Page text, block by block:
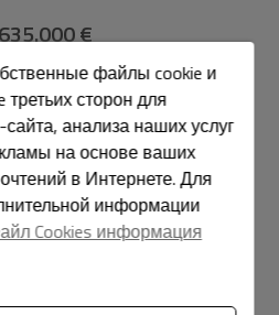
€
m2 5 4
palmar-Los Molinos
файлы cookie и
сторон для
анализа наших услуг
на основе ваших
в Интернете. Для
информации
Cookies информация